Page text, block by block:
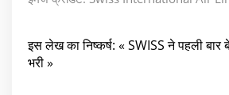
इस लेख का निष्कर्ष: « SWISS ने पहली
भरी »